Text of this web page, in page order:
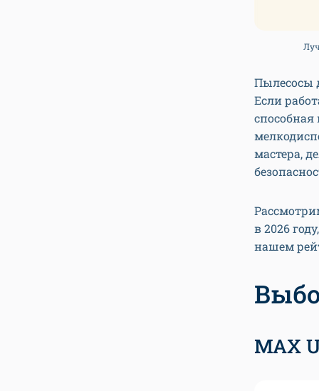
Пылесосы
Если
способная
мастера,
в 2026
нашем
MAX